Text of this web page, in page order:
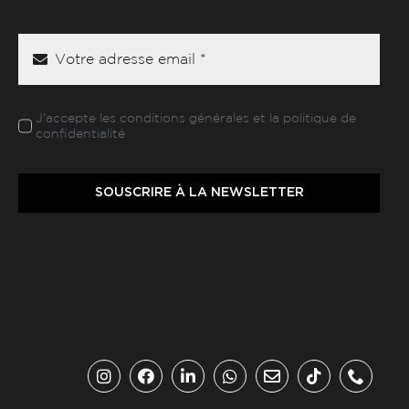
J'accepte les conditions générales et la politique de
confidentialité
SOUSCRIRE À LA NEWSLETTER